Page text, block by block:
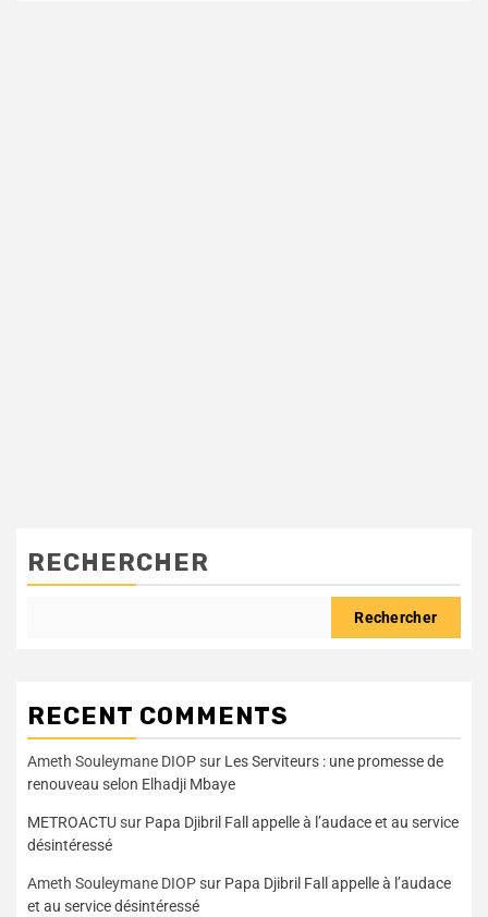
RECHERCHER
Rechercher
RECENT COMMENTS
Ameth Souleymane DIOPsur Les Serviteurs : une promesse de
renouveau selon Elhadji Mbaye
METROACTUsur Papa Djibril Fall appelle à l’audace et au service
désintéressé
Ameth Souleymane DIOPsur Papa Djibril Fall appelle à l’audace
et au service désintéressé